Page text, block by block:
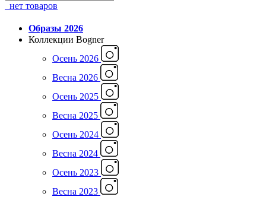
нет товаров
Образы 2026
Коллекции Bogner
Осень 2026
Весна 2026
Осень 2025
Весна 2025
Осень 2024
Весна 2024
Осень 2023
Весна 2023